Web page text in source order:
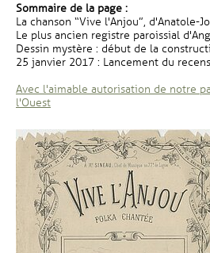
Sommaire de la page :
La chanson “Vive l'Anjou”, d'Anatole-
Le plus ancien registre paroissial
Dessin mystère : début de la
25 janvier 2017 : Lancement du
Avec l'aimable autorisation de notre
l'Ouest, Ouvre une nouvelle fenêtre